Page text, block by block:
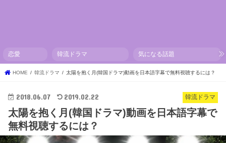
恋愛 韓流ドラマ 気になる話題
HOME 韓流ドラマ 太陽を抱く月(韓国ドラマ)動画を日本語字幕で無料視聴するには？
韓流ドラマ
2018.06.07 2019.02.22
太陽を抱く月(韓国ドラマ)動画を日本語字幕で
無料視聴するには？